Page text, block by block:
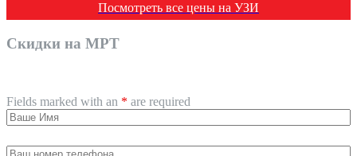
Посмотреть все цены на УЗИ
Скидки на МРТ
Fields marked with an * are required